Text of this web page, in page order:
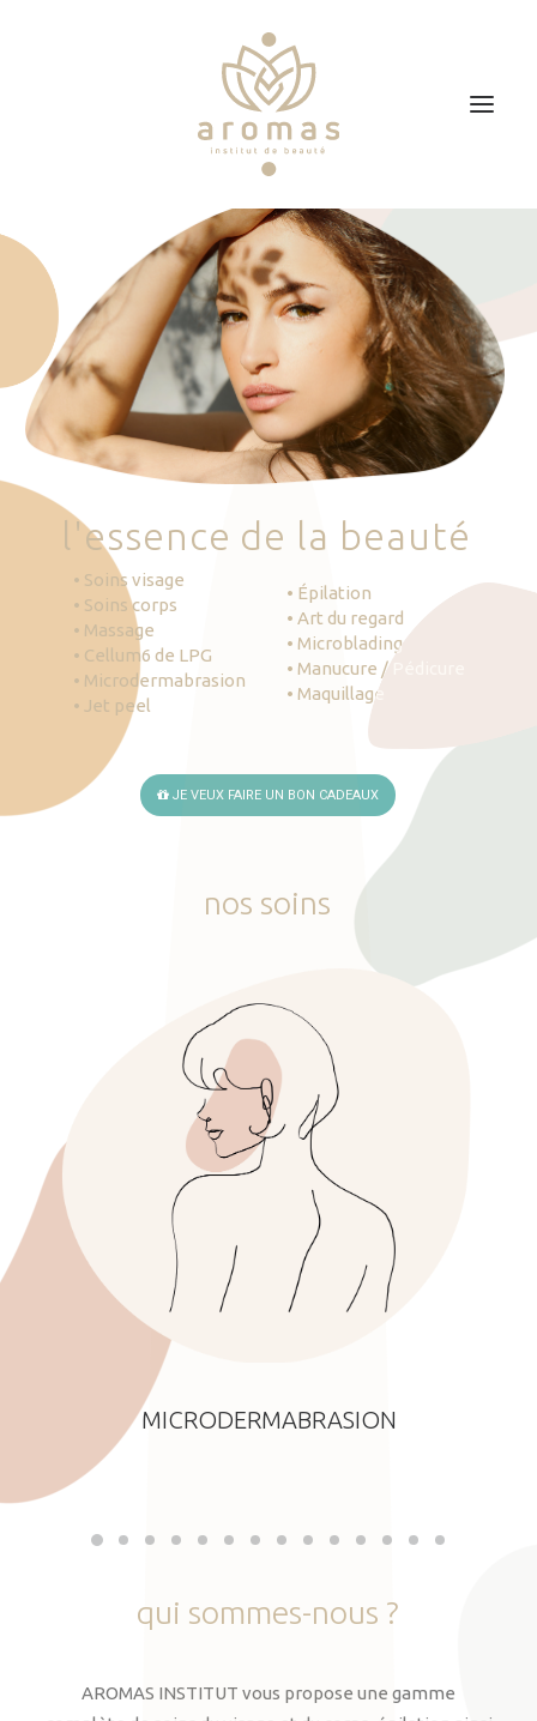
Soins
Je veux faire un bon cadeau
Plan d’accès
Prendre RDV
'essence de la beauté
• Soins visage
• Soins corps
• Massage
• Cellum6 de LPG
• Microdermabrasion
• Jet peel
• Épilation
• Art du regard
• Microblading
• Manucure / Pédicure
• Maquillage
JE VEUX FAIRE UN BON CADEAUX
nos soins
MICRODERMABRASION
qui sommes-nous ?
AROMAS INSTITUT vous propose une gamme